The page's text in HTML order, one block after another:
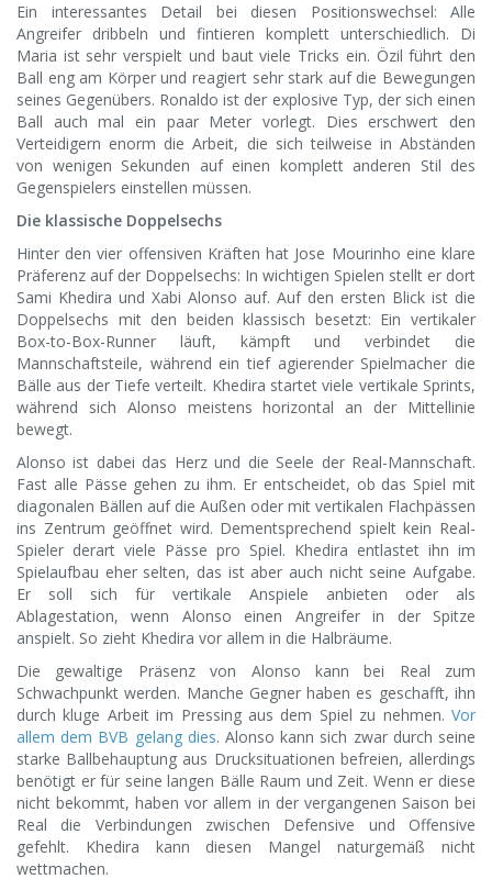
Ein interessantes Detail bei diesen Positionswechsel: Alle
Angreifer dribbeln und fintieren komplett unterschiedlich. Di
Maria ist sehr verspielt und baut viele Tricks ein. Özil führt den
Ball eng am Körper und reagiert sehr stark auf die Bewegungen
seines Gegenübers. Ronaldo ist der explosive Typ, der sich einen
Ball auch mal ein paar Meter vorlegt. Dies erschwert den
Verteidigern enorm die Arbeit, die sich teilweise in Abständen
von wenigen Sekunden auf einen komplett anderen Stil des
Gegenspielers einstellen müssen.
Die klassische Doppelsechs
Hinter den vier offensiven Kräften hat Jose Mourinho eine klare
Präferenz auf der Doppelsechs: In wichtigen Spielen stellt er dort
Sami Khedira und Xabi Alonso auf. Auf den ersten Blick ist die
Doppelsechs mit den beiden klassisch besetzt: Ein vertikaler
Box-to-Box-Runner läuft, kämpft und verbindet die
Mannschaftsteile, während ein tief agierender Spielmacher die
Bälle aus der Tiefe verteilt. Khedira startet viele vertikale Sprints,
während sich Alonso meistens horizontal an der Mittellinie
bewegt.
Alonso ist dabei das Herz und die Seele der Real-Mannschaft.
Fast alle Pässe gehen zu ihm. Er entscheidet, ob das Spiel mit
diagonalen Bällen auf die Außen oder mit vertikalen Flachpässen
ins Zentrum geöffnet wird. Dementsprechend spielt kein Real-
Spieler derart viele Pässe pro Spiel. Khedira entlastet ihn im
Spielaufbau eher selten, das ist aber auch nicht seine Aufgabe.
Er soll sich für vertikale Anspiele anbieten oder als
Ablagestation, wenn Alonso einen Angreifer in der Spitze
anspielt. So zieht Khedira vor allem in die Halbräume.
Die gewaltige Präsenz von Alonso kann bei Real zum
Schwachpunkt werden. Manche Gegner haben es geschafft, ihn
durch kluge Arbeit im Pressing aus dem Spiel zu nehmen. Vor
allem dem BVB gelang dies. Alonso kann sich zwar durch seine
starke Ballbehauptung aus Drucksituationen befreien, allerdings
benötigt er für seine langen Bälle Raum und Zeit. Wenn er diese
nicht bekommt, haben vor allem in der vergangenen Saison bei
Real die Verbindungen zwischen Defensive und Offensive
gefehlt. Khedira kann diesen Mangel naturgemäß nicht
wettmachen.